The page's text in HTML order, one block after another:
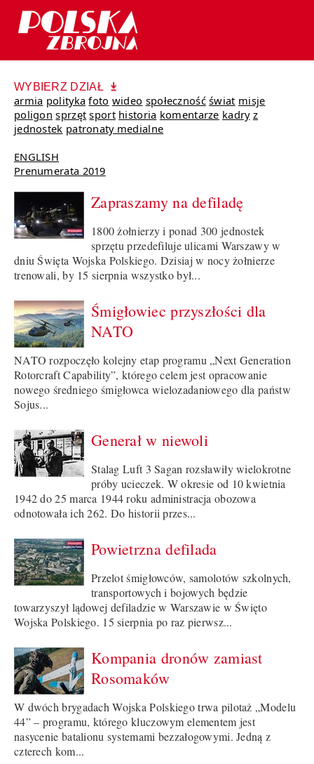
WYBIERZ DZIAŁ
armia polityka foto wideo społeczność świat misje
poligon sprzęt sport historia komentarze kadry z
jednostek patronaty medialne
ENGLISH
Prenumerata 2019
Zapraszamy na defiladę
1800 żołnierzy i ponad 300 jednostek
sprzętu przedefiluje ulicami Warszawy w
dniu Święta Wojska Polskiego. Dzisiaj w nocy żołnierze
trenowali, by 15 sierpnia wszystko był...
Śmigłowiec przyszłości dla
NATO
NATO rozpoczęło kolejny etap programu „Next Generation
Rotorcraft Capability”, którego celem jest opracowanie
nowego średniego śmigłowca wielozadaniowego dla państw
Sojus...
Generał w niewoli
Stalag Luft 3 Sagan rozsławiły wielokrotne
próby ucieczek. W okresie od 10 kwietnia
1942 do 25 marca 1944 roku administracja obozowa
odnotowała ich 262. Do historii przes...
Powietrzna defilada
Przelot śmigłowców, samolotów szkolnych,
transportowych i bojowych będzie
towarzyszył lądowej defiladzie w Warszawie w Święto
Wojska Polskiego. 15 sierpnia po raz pierwsz...
Kompania dronów zamiast
Rosomaków
W dwóch brygadach Wojska Polskiego trwa pilotaż „Modelu
44” – programu, którego kluczowym elementem jest
nasycenie batalionu systemami bezzałogowymi. Jedną z
czterech kom...